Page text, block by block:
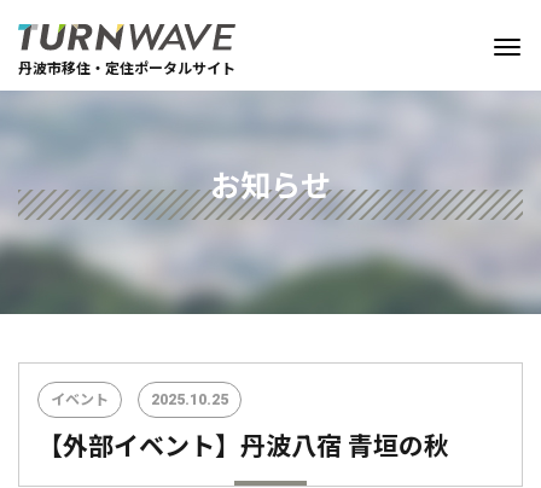
丹波市移住・定住ポータルサイト
お知らせ
イベント 2025.10.25
【外部イベント】丹波八宿 青垣の秋